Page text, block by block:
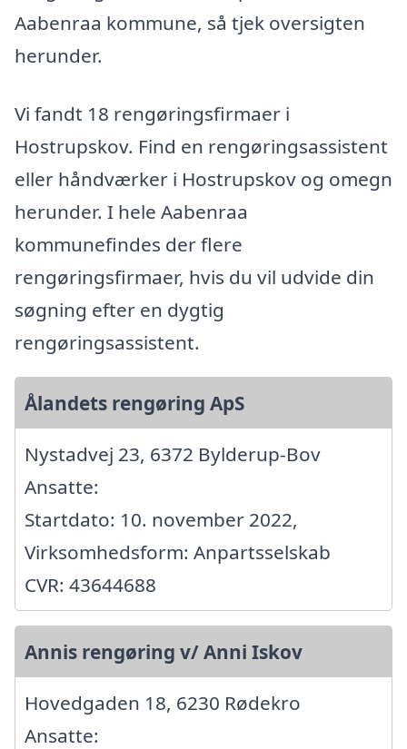
Aabenraa kommune, så tjek oversigten
herunder.
Vi fandt 18 rengøringsfirmaer i
Hostrupskov. Find en rengøringsassistent
eller håndværker i Hostrupskov og omegn
herunder. I hele Aabenraa
kommunefindes der flere
rengøringsfirmaer, hvis du vil udvide din
søgning efter en dygtig
rengøringsassistent.
Ålandets rengøring ApS
Nystadvej 23, 6372 Bylderup-Bov
Ansatte:
Startdato: 10. november 2022,
Virksomhedsform: Anpartsselskab
CVR: 43644688
Annis rengøring v/ Anni Iskov
Hovedgaden 18, 6230 Rødekro
Ansatte: